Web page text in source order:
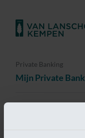
Private Banking
Mijn Private Bank